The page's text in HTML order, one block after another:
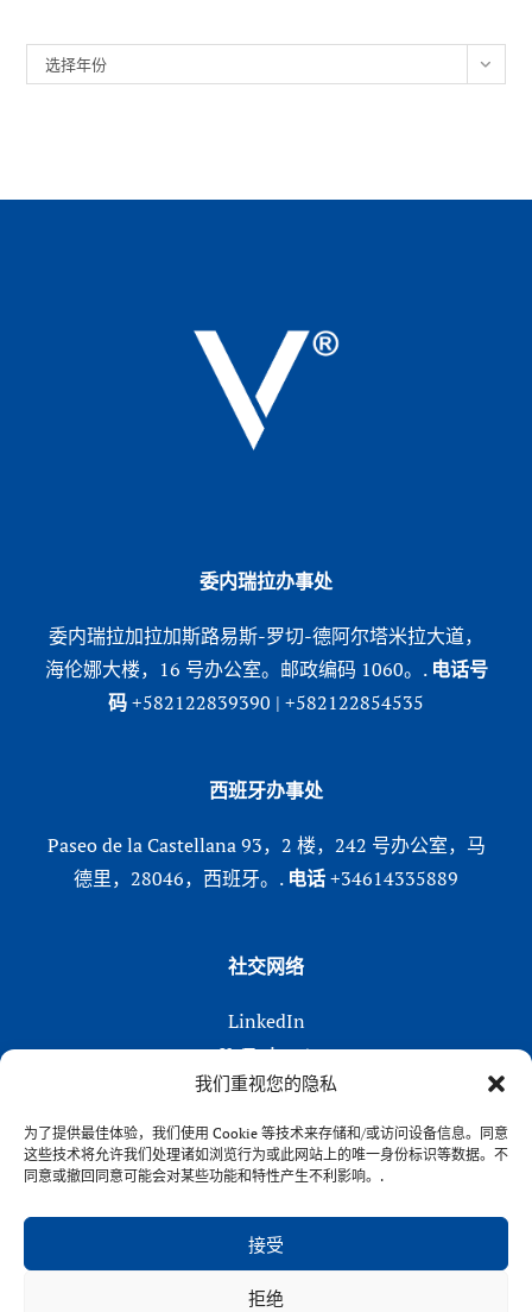
我们重视您的隐私
为了提供最佳体验，我们使用 Cookie 等技术来存储和/或访问设备信息。同意
这些技术将允许我们处理诸如浏览行为或此网站上的唯一身份标识等数据。不
同意或撤回同意可能会对某些功能和特性产生不利影响。.
接受
拒绝
档
选择年份
委内瑞拉办事处
委内瑞拉加拉加斯路易斯-罗切-德阿尔塔米拉大道，
海伦娜大楼，16 号办公室。邮政编码 1060。. 电话号
码+582122839390 | +582122854535
西班牙办事处
Paseo de la Castellana 93，2 楼，242 号办公室，马
德里，28046，西班牙。. 电话+34614335889
社交网络
LinkedIn
X (Twitter)
Instagram
在 Facebook 上